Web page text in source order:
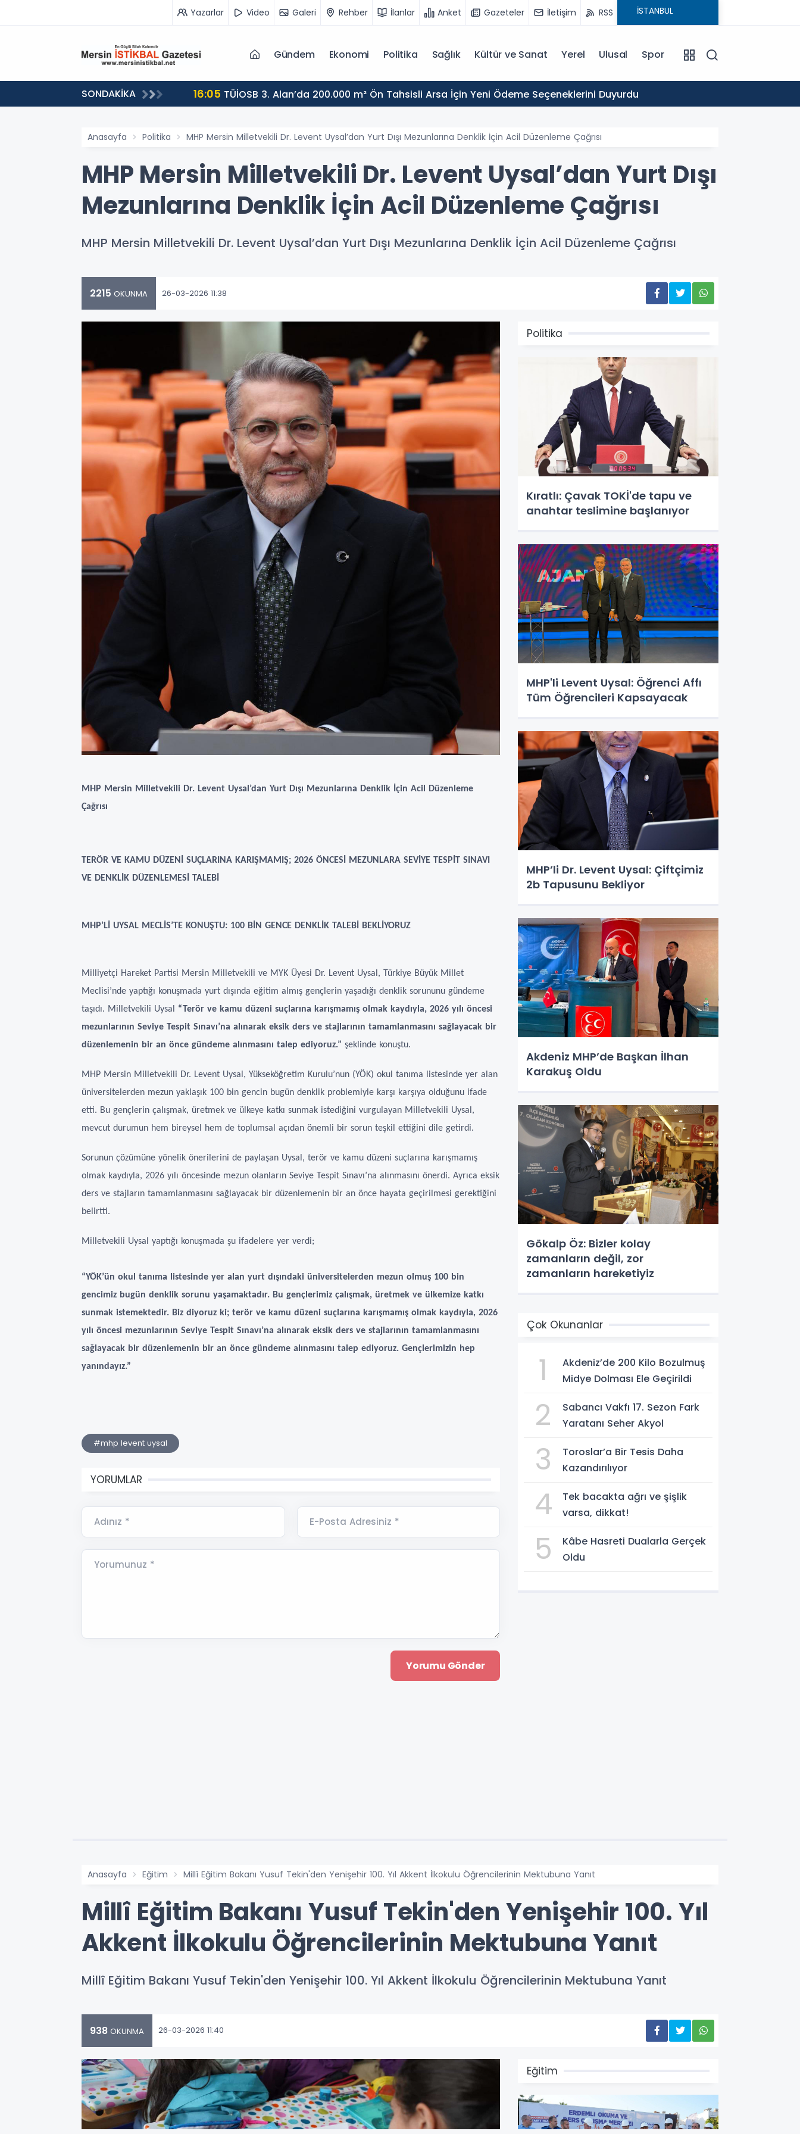
Yazarlar Video Galeri Rehber İlanlar Anket Gazeteler İletişim RSS
Gündem Ekonomi Politika Sağlık Kültür ve Sanat Yerel Ulusal Spor
SONDAKİKA 16:05 TÜİOSB 3. Alan’da 200.000 m² Ön Tahsisli Arsa İçin Yeni Ödeme Seçeneklerini Duyurdu
Anasayfa Politika MHP Mersin Milletvekili Dr. Levent Uysal’dan Yurt Dışı Mezunlarına Denklik İçin Acil Düzenleme Çağrısı
MHP Mersin Milletvekili Dr. Levent Uysal’dan Yurt Dışı
Mezunlarına Denklik İçin Acil Düzenleme Çağrısı
MHP Mersin Milletvekili Dr. Levent Uysal’dan Yurt Dışı Mezunlarına Denklik İçin Acil Düzenleme Çağrısı
2215 OKUNMA 26-03-2026 11:38
MHP Mersin Milletvekili Dr. Levent Uysal’dan Yurt Dışı Mezunlarına Denklik İçin Acil Düzenleme
Çağrısı
TERÖR VE KAMU DÜZENİ SUÇLARINA KARIŞMAMIŞ; 2026 ÖNCESİ MEZUNLARA SEVİYE TESPİT SINAVI
VE DENKLİK DÜZENLEMESİ TALEBİ
MHP’Lİ UYSAL MECLİS’TE KONUŞTU: 100 BİN GENCE DENKLİK TALEBİ BEKLİYORUZ
Milliyetçi Hareket Partisi Mersin Milletvekili ve MYK Üyesi Dr. Levent Uysal, Türkiye Büyük Millet
Meclisi’nde yaptığı konuşmada yurt dışında eğitim almış gençlerin yaşadığı denklik sorununu gündeme
taşıdı. Milletvekili Uysal “Terör ve kamu düzeni suçlarına karışmamış olmak kaydıyla, 2026 yılı öncesi
mezunlarının Seviye Tespit Sınavı’na alınarak eksik ders ve stajlarının tamamlanmasını sağlayacak bir
düzenlemenin bir an önce gündeme alınmasını talep ediyoruz.” şeklinde konuştu.
MHP Mersin Milletvekili Dr. Levent Uysal, Yükseköğretim Kurulu’nun (YÖK) okul tanıma listesinde yer alan
üniversitelerden mezun yaklaşık 100 bin gencin bugün denklik problemiyle karşı karşıya olduğunu ifade
etti. Bu gençlerin çalışmak, üretmek ve ülkeye katkı sunmak istediğini vurgulayan Milletvekili Uysal,
mevcut durumun hem bireysel hem de toplumsal açıdan önemli bir sorun teşkil ettiğini dile getirdi.
Sorunun çözümüne yönelik önerilerini de paylaşan Uysal, terör ve kamu düzeni suçlarına karışmamış
olmak kaydıyla, 2026 yılı öncesinde mezun olanların Seviye Tespit Sınavı’na alınmasını önerdi. Ayrıca eksik
ders ve stajların tamamlanmasını sağlayacak bir düzenlemenin bir an önce hayata geçirilmesi gerektiğini
belirtti.
Milletvekili Uysal yaptığı konuşmada şu ifadelere yer verdi;
“YÖK’ün okul tanıma listesinde yer alan yurt dışındaki üniversitelerden mezun olmuş 100 bin
gencimiz bugün denklik sorunu yaşamaktadır. Bu gençlerimiz çalışmak, üretmek ve ülkemize katkı
sunmak istemektedir. Biz diyoruz ki; terör ve kamu düzeni suçlarına karışmamış olmak kaydıyla, 2026
yılı öncesi mezunlarının Seviye Tespit Sınavı’na alınarak eksik ders ve stajlarının tamamlanmasını
sağlayacak bir düzenlemenin bir an önce gündeme alınmasını talep ediyoruz. Gençlerimizin hep
yanındayız.”
#mhp levent uysal
YORUMLAR
Adınız * E-Posta Adresiniz *
Yorumunuz *
Politika
Kıratlı: Çavak TOKİ'de tapu ve
anahtar teslimine başlanıyor
MHP'li Levent Uysal: Öğrenci Affı
Tüm Öğrencileri Kapsayacak
MHP’li Dr. Levent Uysal: Çiftçimiz
2b Tapusunu Bekliyor
Akdeniz MHP’de Başkan İlhan
Karakuş Oldu
Gökalp Öz: Bizler kolay
zamanların değil, zor
zamanların hareketiyiz
Çok Okunanlar
1
Akdeniz’de 200 Kilo Bozulmuş
Midye Dolması Ele Geçirildi
2
Sabancı Vakfı 17. Sezon Fark
Yaratanı Seher Akyol
3
Toroslar’a Bir Tesis Daha
Kazandırılıyor
4
Tek bacakta ağrı ve şişlik
varsa, dikkat!
5
Kâbe Hasreti Dualarla Gerçek
Oldu
Anasayfa Eğitim Millî Eğitim Bakanı Yusuf Tekin'den Yenişehir 100. Yıl Akkent İlkokulu Öğrencilerinin Mektubuna Yanıt
Millî Eğitim Bakanı Yusuf Tekin'den Yenişehir 100. Yıl
Akkent İlkokulu Öğrencilerinin Mektubuna Yanıt
Millî Eğitim Bakanı Yusuf Tekin'den Yenişehir 100. Yıl Akkent İlkokulu Öğrencilerinin Mektubuna Yanıt
938 OKUNMA 26-03-2026 11:40
Eğitim